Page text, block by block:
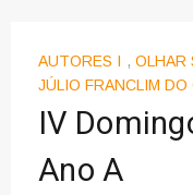
AUTORES I , OLHAR
JÚLIO FRANCLIM
IV
Ano A